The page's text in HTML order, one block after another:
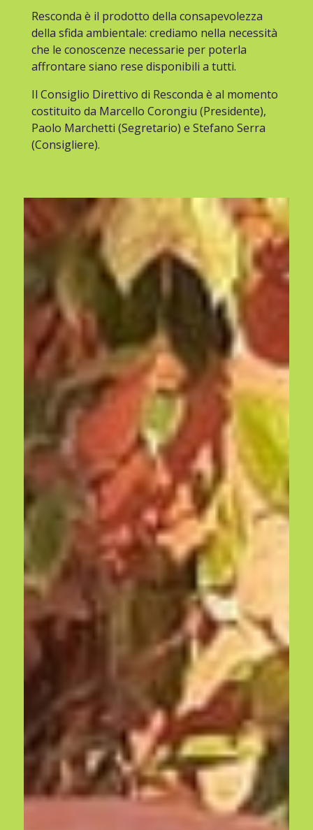
Resconda è il prodotto della consapevolezza
della sfida ambientale: crediamo nella necessità
che le conoscenze necessarie per poterla
affrontare siano rese disponibili a tutti.
Il Consiglio Direttivo di Resconda è al momento
costituito da Marcello Corongiu (Presidente),
Paolo Marchetti (Segretario) e Stefano Serra
(Consigliere).